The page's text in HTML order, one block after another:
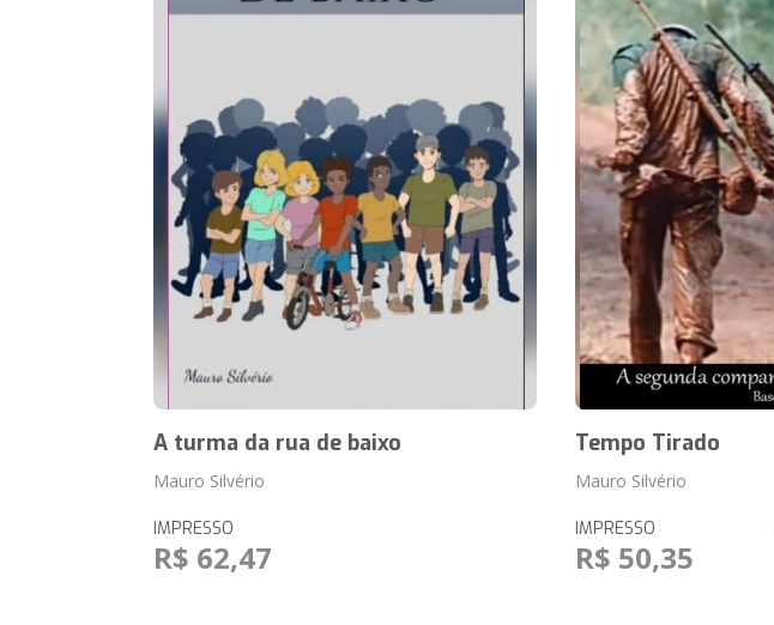
A turma da rua de baixo
Mauro Silvério
IMPRESSO
R$ 62,47
Tempo Tirado
Mauro Silvério
IMPRESSO
R$ 50,35